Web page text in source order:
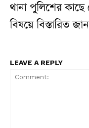
থানা পুলিশের
বিষয়ে বিস্তারিত
LEAVE A REPLY